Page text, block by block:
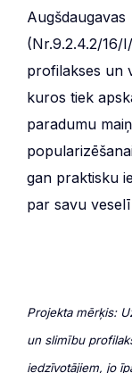
(Nr.9.2.4.2/16/
profilakses un
kuros tiek
paradumu
gan praktisku
par savu
Projekta mērķis:
un slimību
iedzīvotājiem, jo